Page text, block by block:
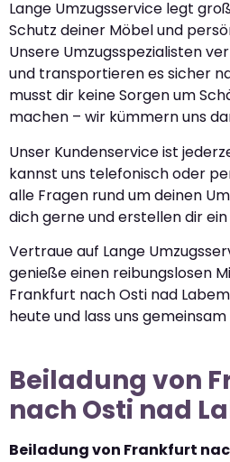
Lange Umzugsservice legt
Schutz deiner Möbel und
Unsere Umzugsspezialisten
und transportieren es sicher
musst dir keine Sorgen um
machen – wir kümmern uns
Unser Kundenservice ist
kannst uns telefonisch oder
alle Fragen rund um deinen
dich gerne und erstellen dir
Vertraue auf Lange
genieße einen reibungslosen
Frankfurt nach Osti nad
heute und lass uns
Beiladung von
nach Osti nad
Beiladung von Frankfurt